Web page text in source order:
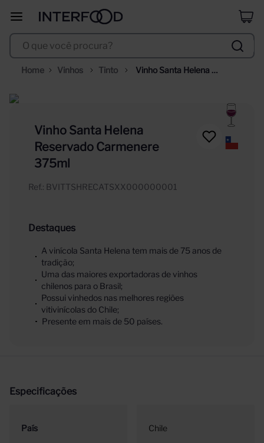
O que você procura?
Vinhos Tinto
Vinho Santa Helena
Vinho Santa Helena
Reservado Carmenere
375ml
Ref. : BVITTSHRECATSXX000000001
Destaques
A vinícola Santa Helena tem mais de 75 anos de
tradição;
Uma das maiores exportadoras de vinhos
chilenos para o Brasil;
Possui vinhedos nas melhores regiões
vitivinícolas do Chile;
Presente em mais de 50 países.
Especificações
País Chile
º erdinger
corpus astral
10ºsanta helena